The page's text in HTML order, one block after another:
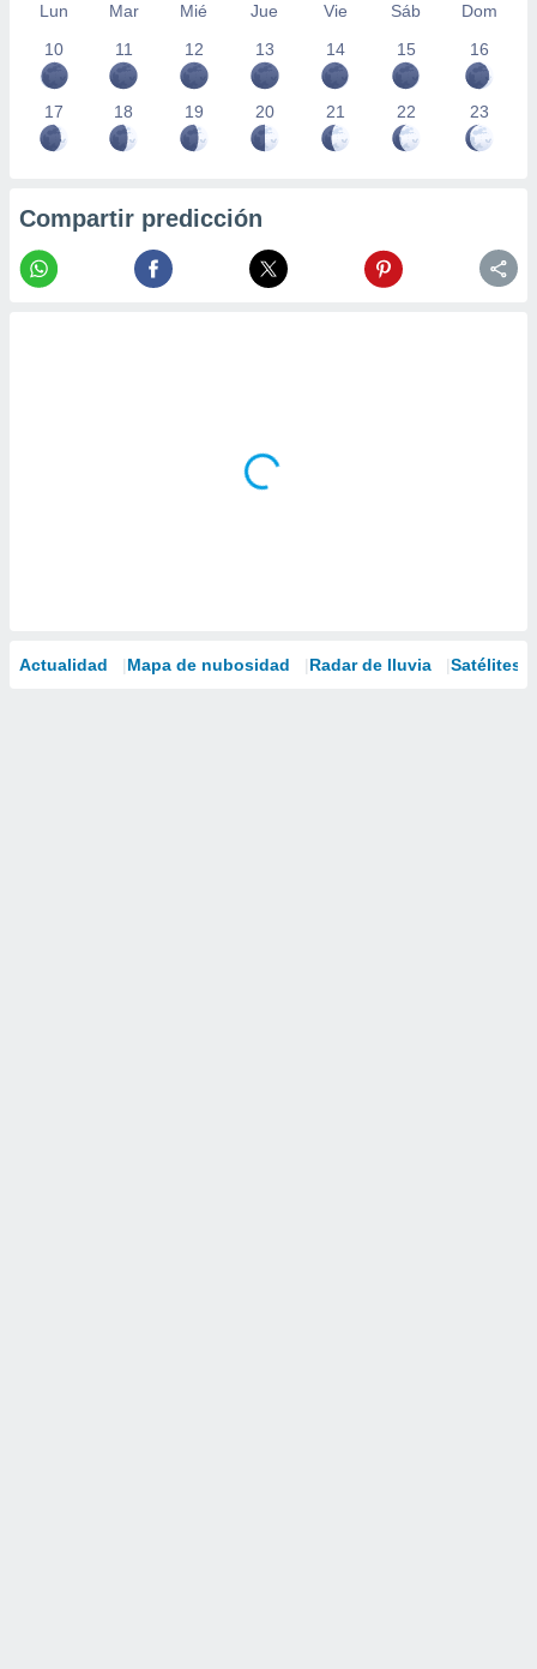
Lun Mar Mié Jue Vie Sáb
Dom
10
11 12 13 14 15 16
17 18 19 20 21 22 23
Compartir predicción
Actualidad Mapa de nubosidad Radar de lluvia Satélites